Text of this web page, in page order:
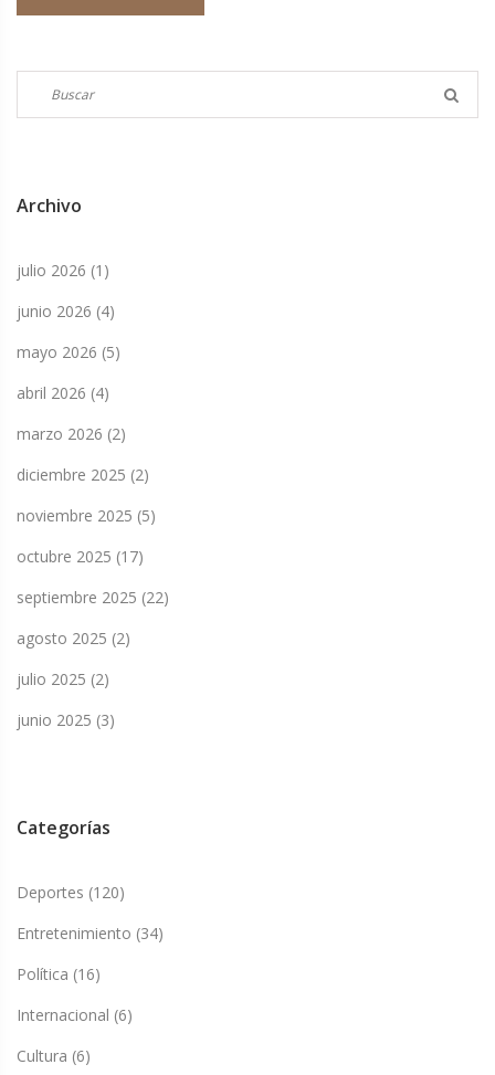
Archivo
julio 2026 (1)
junio 2026 (4)
mayo 2026 (5)
abril 2026 (4)
marzo 2026 (2)
diciembre 2025 (2)
noviembre 2025 (5)
octubre 2025 (17)
septiembre 2025 (22)
agosto 2025 (2)
julio 2025 (2)
junio 2025 (3)
Categorías
Deportes (120)
Entretenimiento (34)
Política (16)
Internacional (6)
Cultura (6)